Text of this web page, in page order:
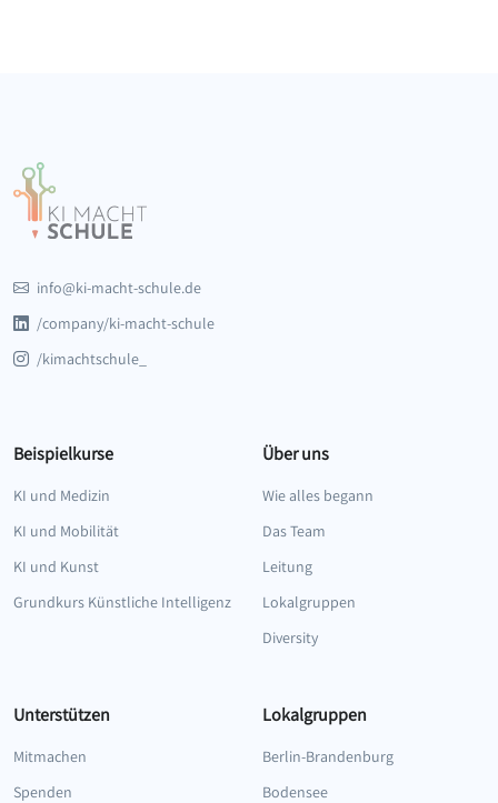
info@ki-macht-schule.de
/company/ki-macht-schule
/kimachtschule_
Beispielkurse
KI und Medizin
KI und Mobilität
KI und Kunst
Grundkurs Künstliche Intelligenz
Über uns
Wie alles begann
Das Team
Leitung
Lokalgruppen
Diversity
Unterstützen
Mitmachen
Spenden
Lokalgruppen
Berlin-Brandenburg
Bodensee